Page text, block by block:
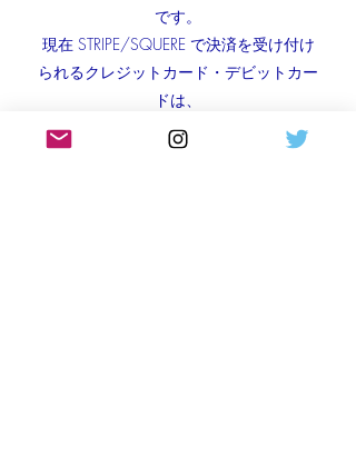
です。
現在 STRIPE/SQUERE で決済を受け付け
られるクレジットカード・デビットカー
ドは、
Visa、Mastercard、American Express、
JCB、Diners Club、Discoverです。